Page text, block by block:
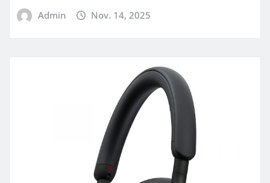
Admin Nov. 14, 2025